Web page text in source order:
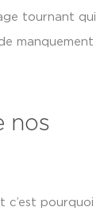
tournant qui
manquement
nos
c’est pourquoi